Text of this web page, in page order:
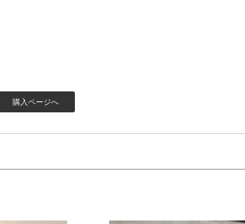
購入ページへ